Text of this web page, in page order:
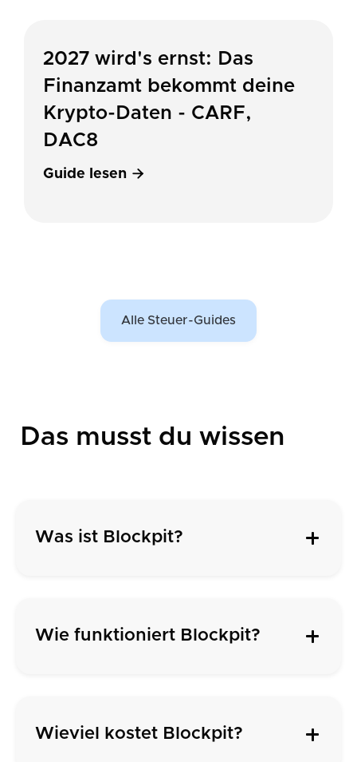
2027 wird's ernst: Das
Finanzamt bekommt deine
Krypto-Daten - CARF,
DAC8
Guide lesen 
Alle Steuer-Guides
Das musst du wissen
Was ist Blockpit?
Wie funktioniert Blockpit?
Wieviel kostet Blockpit?